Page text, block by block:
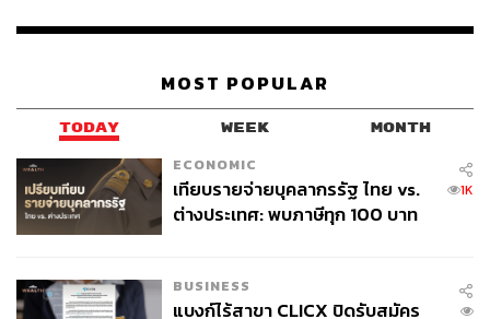
ABOUT THE AUTHOR
นริศ สถาผลเดชา
รองประธานเจ้าหน้าที่บริหาร หัวหน้าเจ้า
หน้าที่บริหาร ศูนย์วิเคราะห์เศรษฐกิจ ทีทีบี (ttb
analytics)
MOST POPULAR
TODAY WEEK MONTH
ECONOMIC
เทียบรายจ่ายบุคลากรรัฐ ไทย vs.
ต่างประเทศ: พบภาษีทุก 100 บาท
1K
BUSINESS
แบงก์ไร้สาขา CLICX ปิดรับสมัคร